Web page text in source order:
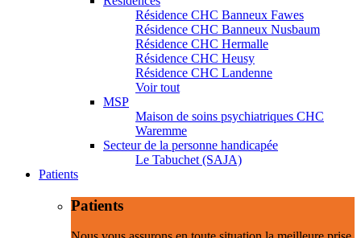
Résidence CHC Banneux Fawes
Résidence CHC Banneux Nusbaum
Résidence CHC Hermalle
Résidence CHC Heusy
Résidence CHC Landenne
Voir tout
MSP
Maison de soins psychiatriques CHC
Waremme
Secteur de la personne handicapée
Le Tabuchet (SAJA)
Patients
Patients